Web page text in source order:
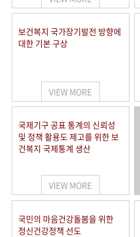
보건복지 국가장기발전 방향에
대한 기본 구상
VIEW MORE
국제기구 공표 통계의 신뢰성
및 정책 활용도 제고를 위한 보
건복지 국제통계 생산
VIEW MORE
국민의 마음건강돌봄을 위한
정신건강정책 선도